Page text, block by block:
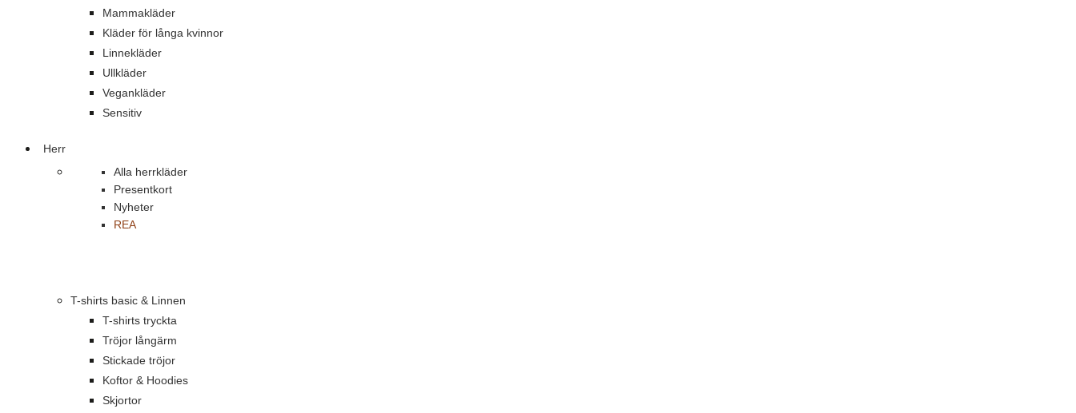
Mammakläder
Kläder för långa kvinnor
Linnekläder
Ullkläder
Vegankläder
Sensitiv
Herr
Alla herrkläder
Presentkort
Nyheter
REA
T-shirts basic & Linnen
T-shirts tryckta
Tröjor långärm
Stickade tröjor
Koftor & Hoodies
Skjortor